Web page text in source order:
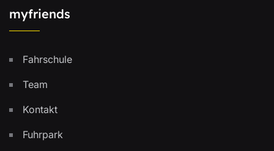
myfriends
Fahrschule
Team
Kontakt
Fuhrpark